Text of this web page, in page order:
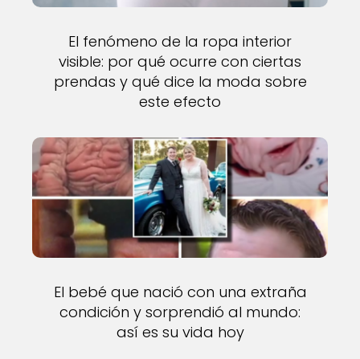
El fenómeno de la ropa interior
visible: por qué ocurre con ciertas
prendas y qué dice la moda sobre
este efecto
El bebé que nació con una extraña
condición y sorprendió al mundo:
así es su vida hoy